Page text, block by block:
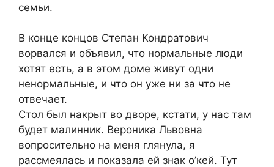
семьи.
В конце концов Степан Кондратович
ворвался и объявил, что нормальные люди
хотят есть, а в этом доме живут одни
ненормальные, и что он уже ни за что не
отвечает.
Стол был накрыт во дворе, кстати, у нас там
будет малинник. Вероника Львовна
вопросительно на меня глянула, я
рассмеялась и показала ей знак о’кей. Тут